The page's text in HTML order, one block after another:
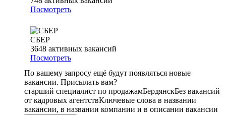
Посмотреть
СБЕР
3648 активных вакансий
Посмотреть
По вашему запросу ещё будут появляться новые
вакансии. Присылать вам?
старший специалист по продажамБердянскБез вакансий
от кадровых агентствКлючевые слова в названии
вакансии, в названии компании и в описании вакансии